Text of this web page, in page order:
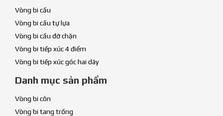
Vòng bi cầu
Vòng bi cầu tự lựa
Vòng bi cầu đỡ chặn
Vòng bi tiếp xúc 4 điểm
Vòng bi tiếp xúc góc hai dãy
Danh mục sản phẩm
Vòng bi côn
Vòng bi tang trống